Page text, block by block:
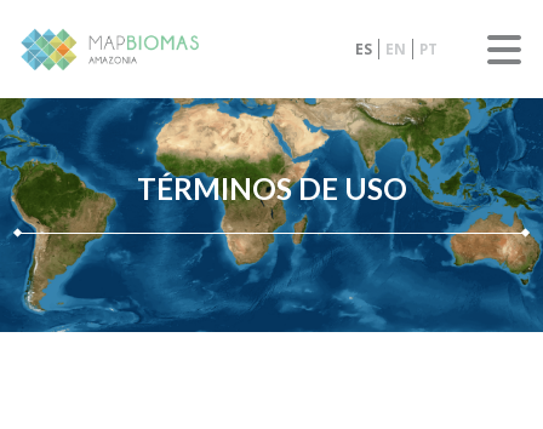
ES EN PT
TÉRMINOS DE USO